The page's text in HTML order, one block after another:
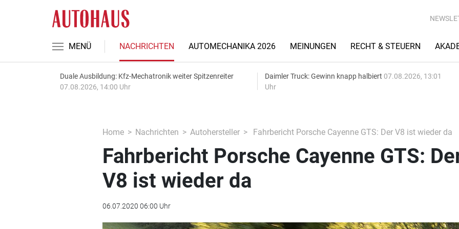
MENÜ NACHRICHTEN AUTOMECHANIKA 2026 MEINUNGEN RECHT & STEUERN
Duale Ausbildung: Kfz-Mechatronik weiter Spitzenreiter
07.08.2026, 14:00 Uhr
Daimler Truck: Gewinn knapp halbiert 07.08.2026, 13:01
Uhr
Home Nachrichten Autohersteller Fahrbericht Porsche Cayenne GTS: Der V8 ist wieder da
Fahrbericht Porsche Cayenne GTS:
V8 ist wieder da
06.07.2020 06:00 Uhr